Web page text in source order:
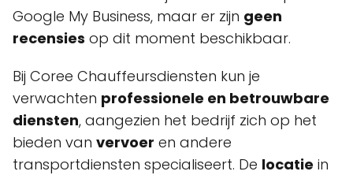
Google My Business, maar er zijn geen
recensies op dit moment beschikbaar.
Bij Coree Chauffeursdiensten kun je
verwachten professionele en betrouwbare
diensten, aangezien het bedrijf zich op het
bieden van vervoer en andere
transportdiensten specialiseert. De locatie in